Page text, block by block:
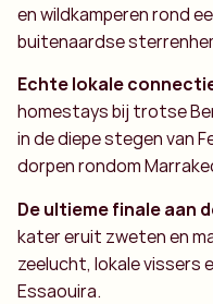
en wildkamperen rond
buitenaardse
Echte lokale
homestays bij trotse
in de diepe stegen van
dorpen rondom
De ultieme finale aan
kater eruit zweten en
zeelucht, lokale vissers
Essaouira.